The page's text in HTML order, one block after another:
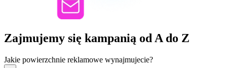
Zajmujemy się kampanią od A do Z
Jakie powierzchnie reklamowe wynajmujecie?